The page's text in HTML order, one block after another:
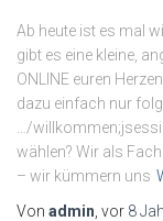
Ab heute ist es mal
gibt es eine kleine,
ONLINE euren
dazu einfach nur
…/
wählen? Wir als
– wir kümmern uns
Von admin , vor 8